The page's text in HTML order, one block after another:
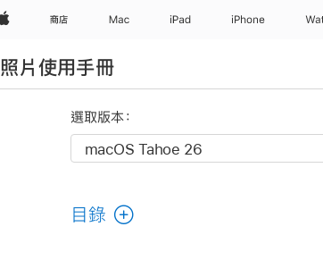
Apple商店 Mac iPad iPhone
照片使用手冊
選取版本：
目錄